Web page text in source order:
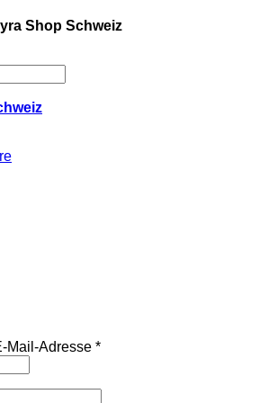
Shop Schweiz
Mail-Adresse *Erforderlich